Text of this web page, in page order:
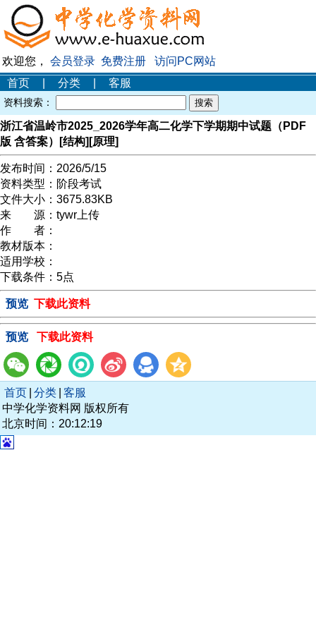
欢迎您， 会员登录 免费注册
访问PC网站
首页
分类 客服
资料搜索：
浙江省温岭市2025_2026学年高二化学下学期期中试题（PDF
版 含答案）[结构][原理]
发布时间： 2026/5/15
资料类型： 阶段考试
文件大小： 3675.83KB
来 源： tywr上传
作 者：
教材版本：
适用学校：
下载条件： 5点
预览 下载此资料
预览 下载此资料
首页 分类 客服
中学化学资料网 版权所有
北京时间：20:12:19